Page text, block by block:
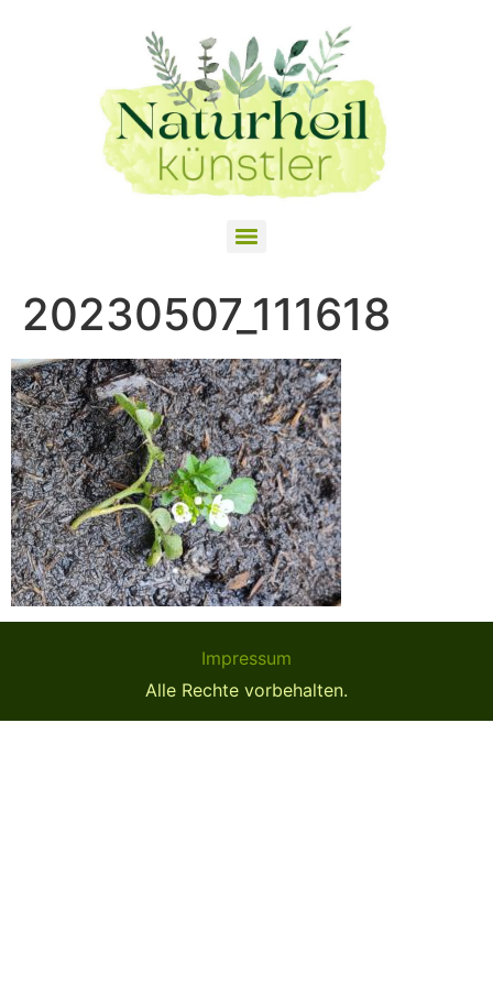
20230507_111618
Impressum
Alle Rechte vorbehalten.